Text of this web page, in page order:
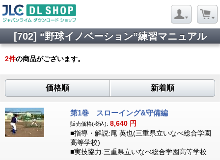
[702] “野球イノベーション”練習マニュアル
2件の商品がございます。
価格順 新着順
第1巻 スローイング&守備編
販売価格(税込): 8,640 円
■指導・解説:尾 英也(三重県立いなべ総合学園
高等学校)
■実技協力:三重県立いなべ総合学園高等学校